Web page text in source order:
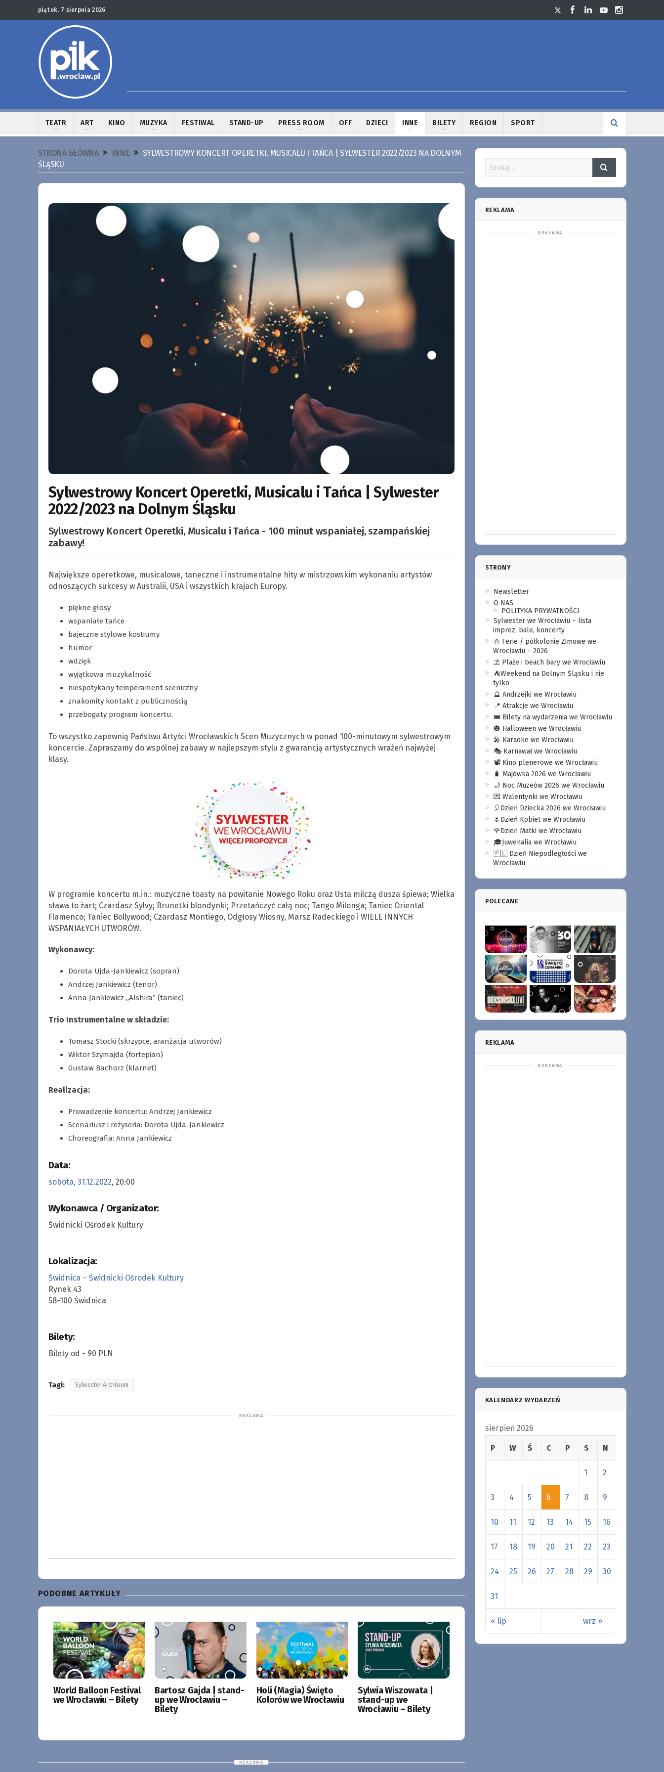
piątek, 7 sierpnia 2026
TEATR ART KINO MUZYKA FESTIWAL STAND-UP PRESS ROOM OFF DZIECI INNE BILETY REGION SPORT
STRONA GŁÓWNA INNE
SYLWESTROWY KONCERT OPERETKI, MUSICALU I TAŃCA | SYLWESTER 2022/2023 NA DOLNYM
ŚLĄSKU
Sylwestrowy Koncert Operetki, Musicalu i Tańca | Sylwester
2022/2023 na Dolnym Śląsku
Sylwestrowy Koncert Operetki, Musicalu i Tańca - 100 minut wspaniałej, szampańskiej
zabawy!
Największe operetkowe, musicalowe, taneczne i instrumentalne hity w mistrzowskim wykonaniu artystów
odnoszących sukcesy w Australii, USA i wszystkich krajach Europy.
piękne głosy
wspaniałe tańce
bajeczne stylowe kostiumy
humor
wdzięk
wyjątkowa muzykalność
niespotykany temperament sceniczny
znakomity kontakt z publicznością
przebogaty program koncertu.
To wszystko zapewnią Państwu Artyści Wrocławskich Scen Muzycznych w ponad 100-minutowym sylwestrowym
koncercie. Zapraszamy do wspólnej zabawy w najlepszym stylu z gwarancją artystycznych wrażeń najwyżej
klasy.
W programie koncertu m.in.: muzyczne toasty na powitanie Nowego Roku oraz Usta milczą dusza śpiewa; Wielka
sława to żart; Czardasz Sylvy; Brunetki blondynki; Przetańczyć całą noc; Tango Milonga; Taniec Oriental
Flamenco; Taniec Bollywood; Czardasz Montiego, Odgłosy Wiosny, Marsz Radeckiego i WIELE INNYCH
WSPANIAŁYCH UTWORÓW.
Wykonawcy:
Dorota Ujda-Jankiewicz (sopran)
Andrzej Jankiewicz (tenor)
Anna Jankiewicz „Alshira” (taniec)
Trio Instrumentalne w składzie:
Tomasz Stocki (skrzypce, aranżacja utworów)
Wiktor Szymajda (fortepian)
Gustaw Bachorz (klarnet)
Realizacja:
Prowadzenie koncertu: Andrzej Jankiewicz
Scenariusz i reżyseria: Dorota Ujda-Jankiewicz
Choreografia: Anna Jankiewicz
Data:
sobota, 31.12.2022, 20:00
Wykonawca / Organizator:
Świdnicki Ośrodek Kultury
Lokalizacja:
Świdnica – Świdnicki Ośrodek Kultury
Rynek 43
58-100 Świdnica
Bilety:
Bilety od - 90 PLN
Tagi: Sylwester Archiwum
PODOBNE ARTYKUŁY
World Balloon Festival
we Wrocławiu – Bilety
Bartosz Gajda | stand-
up we Wrocławiu –
Bilety
Holi (Magia) Święto
Kolorów we Wrocławiu
Sylwia Wiszowata |
stand-up we
Wrocławiu – Bilety
REKLAMA
STRONY
Newsletter
O NAS
POLITYKA PRYWATNOŚCI
Sylwester we Wrocławiu – lista
imprez, bale, koncerty
⛄️ Ferie / półkolonie Zimowe we
Wrocławiu – 2026
⛱️ Plaże i beach bary we Wrocławiu
⛺️Weekend na Dolnym Śląsku i nie
tylko
🔮 Andrzejki we Wrocławiu
📍 Atrakcje we Wrocławiu
🎟️ Bilety na wydarzenia we Wrocławiu
🎃 Halloween we Wrocławiu
🎤 Karaoke we Wrocławiu
🎭 Karnawał we Wrocławiu
📽️ Kino plenerowe we Wrocławiu
🧳 Majówka 2026 we Wrocławiu
🌙 Noc Muzeów 2026 we Wrocławiu
💌 Walentynki we Wrocławiu
🎈Dzień Dziecka 2026 we Wrocławiu
🌷Dzień Kobiet we Wrocławiu
🌹Dzień Matki we Wrocławiu
🎓Juwenalia we Wrocławiu
🇵🇱 Dzień Niepodległości we
Wrocławiu
POLECANE
REKLAMA
KALENDARZ WYDARZEŃ
sierpień 2026
P W Ś C P S N
« lip wrz »
1 2
3 4 5 6 7 8 9
10 11 12 13 14 15 16
17 18 19 20 21 22 23
24 25 26 27 28 29 30
31